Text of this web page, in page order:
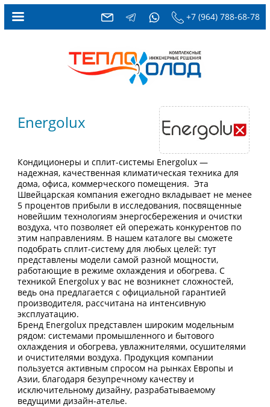
+7 (964) 788-68-78
Energolux
Кондиционеры и сплит-системы Energolux —
надежная, качественная климатическая техника для
дома, офиса, коммерческого помещения. Эта
Швейцарская компания ежегодно вкладывает не менее
5 процентов прибыли в исследования, посвященные
новейшим технологиям энергосбережения и очистки
воздуха, что позволяет ей опережать конкурентов по
этим направлениям. В нашем каталоге вы сможете
подобрать сплит-систему для любых целей: тут
представлены модели самой разной мощности,
работающие в режиме охлаждения и обогрева. С
техникой Energolux у вас не возникнет сложностей,
ведь она предлагается с официальной гарантией
производителя, рассчитана на интенсивную
эксплуатацию.
Бренд Energolux представлен широким модельным
рядом: системами промышленного и бытового
охлаждения и обогрева, увлажнителями, осушителями
и очистителями воздуха. Продукция компании
пользуется активным спросом на рынках Европы и
Азии, благодаря безупречному качеству и
исключительному дизайну, разрабатываемому
ведущими дизайн-ателье.